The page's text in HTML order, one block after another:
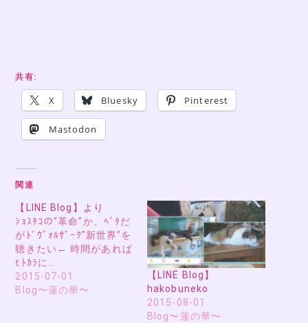
共有:
X Bluesky Pinterest
Mastodon
関連
【LINE Blog】より
ｼｮｽﾀｺの”革命”か、ﾍﾞﾀだ
がﾄﾞｳﾞｫﾙｻﾞｰｸ”新世界”を
聴きたい← 時間があれば
ﾋﾄｶﾗに…
2015-07-01
Blog〜蓮の華〜
【LINE Blog】
hakobuneko
2015-08-01
Blog〜蓮の華〜